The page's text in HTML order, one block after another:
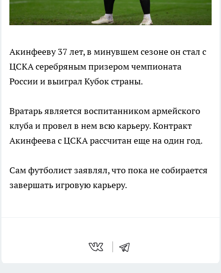
Акинфееву 37 лет, в минувшем сезоне он стал с
ЦСКА серебряным призером чемпионата
России и выиграл Кубок страны.
Вратарь является воспитанником армейского
клуба и провел в нем всю карьеру. Контракт
Акинфеева с ЦСКА рассчитан еще на один год.
Сам футболист заявлял, что пока не собирается
завершать игровую карьеру.